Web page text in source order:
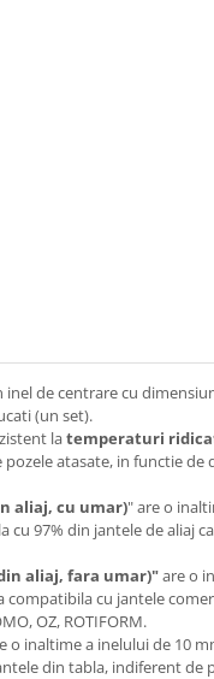
inel de centrare cu
(un set).
latemperaturi
atasate, in functie de
aliaj, cu umar)" are o
97% din jantele de aliaj
aliaj, fara umar)"are o
compatibila cu jantele
OZ, ROTIFORM.
o inaltime a inelului de 10
din tabla, indiferent de